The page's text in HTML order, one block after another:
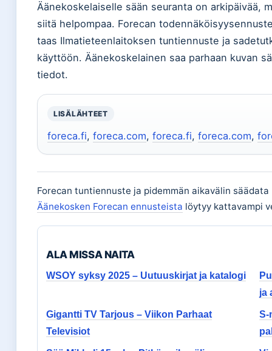
Äänekoskelaiselle sään seuranta on arkipäivää,
siitä helpompaa. Forecan
taas Ilmatieteenlaitoksen tuntiennuste ja
käyttöön. Äänekoskelainen saa parhaan kuvan
tiedot.
LISÄLÄHTEET
foreca.fi, foreca.com, foreca.fi, foreca.com,
Forecan tuntiennuste ja pidemmän aikavälin
Äänekosken Forecan ennusteista löytyy kattavampi
ALA MISSA NAITA
WSOY syksy 2025 – Uutuuskirjat ja katalogi
ja
Gigantti TV Tarjous – Viikon Parhaat
Televisiot
S-